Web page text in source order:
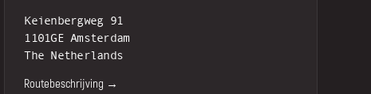
Keienbergweg 91
1101GE Amsterdam
The Netherlands
Routebeschrijving →